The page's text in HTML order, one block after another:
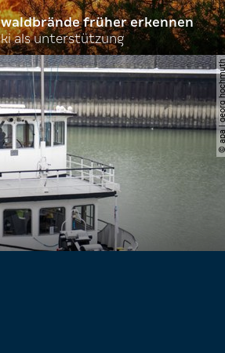
waldbrände früher erkennen
ki als unterstützung
© apa |